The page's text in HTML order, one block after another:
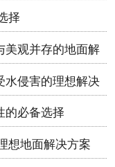
择
美观并存的地面解
水侵害的理想解决
的必备选择
想地面解决方案